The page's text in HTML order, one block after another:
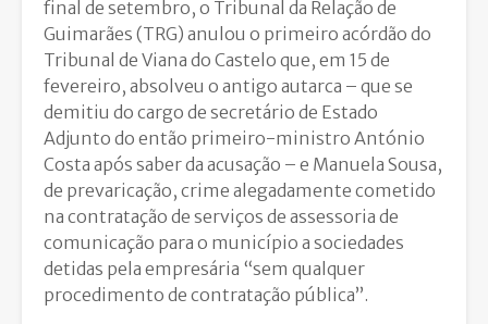
final de setembro, o Tribunal da Relação de
Guimarães (TRG) anulou o primeiro acórdão do
Tribunal de Viana do Castelo que, em 15 de
fevereiro, absolveu o antigo autarca – que se
demitiu do cargo de secretário de Estado
Adjunto do então primeiro-ministro António
Costa após saber da acusação – e Manuela Sousa,
de prevaricação, crime alegadamente cometido
na contratação de serviços de assessoria de
comunicação para o município a sociedades
detidas pela empresária “sem qualquer
procedimento de contratação pública”.